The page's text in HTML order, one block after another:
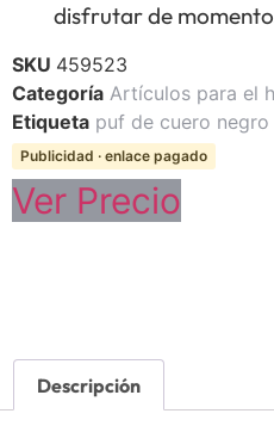
disfrutar de
SKU 459523
Categoría Artículos para el
Etiqueta puf de cuero negro
Publicidad · enlace pagado
Ver Precio
Descripción